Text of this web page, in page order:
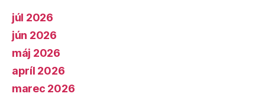
júl 2026
jún 2026
máj 2026
apríl 2026
marec 2026